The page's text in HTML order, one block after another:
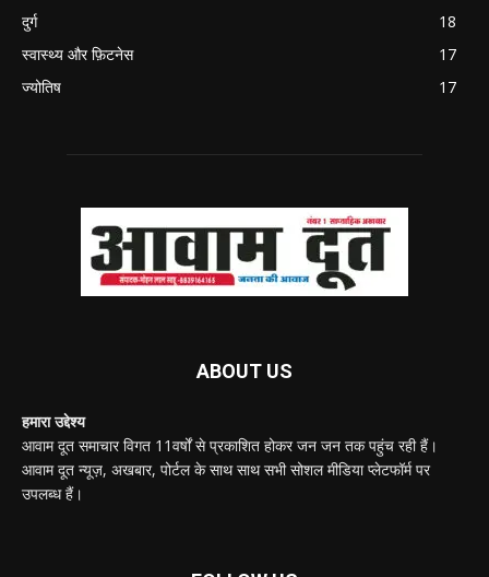
दुर्ग
18
स्वास्थ्य और फ़िटनेस
17
ज्योतिष
17
ABOUT US
हमारा उद्देश्य
आवाम दूत समाचार विगत 11वर्षों से प्रकाशित होकर जन जन तक पहुंच रही हैं।
आवाम दूत न्यूज़, अखबार, पोर्टल के साथ साथ सभी सोशल मीडिया प्लेटफॉर्म पर
उपलब्ध हैं।